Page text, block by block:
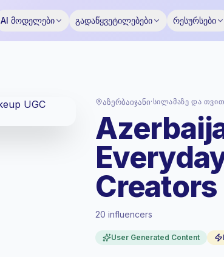
AI მოდელები გადაწყვეტილებები რესურსები
აზერბაიჯანი·Სილამაზე Და
Creators
20 influencers
User Generated Content
სტანდარტული ბაზარი
ფასდება სტანდარტული ბაზარი
განაკვეთით, რომელიც Keepface-